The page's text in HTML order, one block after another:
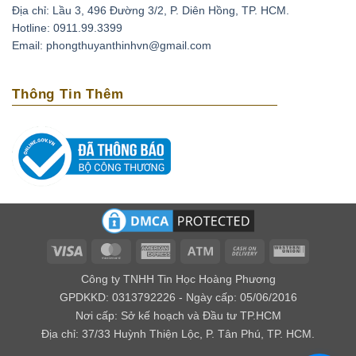
Thạch anh tím có thể xoa dịu những cơn đau đầu do
căng thẳng, stress bằng cách đặt chúng lên trán. Ngoài
ra loại đá này còn có tác dụng phục hồi tuần hoàn máu,
mạch máu não.
từ tiếng Hy lạp là amethytos, nó có nghĩa là không say.
Vì vậy người xưa thường dùng loại đá quý này để giải
độc rượu và các loại chất độc khác. Nếu bạn bỏ viên đá
này trong nguồn nước uống, điều kỳ diệu sẽ xảy ra đó
là chúng mang lại năng lượng tốt cho nguồn nước.
Về mặt tâm linh
Theo kinh Vê Đa của Ấn Độ, người ta cho rằng thạch
anh tím có khả năng giúp kiểm soát được cảm xúc, xoa
dịu âu lo, làm cho con người có ý nghĩa tốt lành.
Đối với các nhà trường sinh học thì lại cho rằng đây là
Địa chỉ: Lầu 3, 496 Đường 3/2, P. Diên Hồng, TP. HCM.
Hotline: 0911.99.3399
Email: phongthuyanthinhvn@gmail.com
Thông Tin Thêm
Visa MasterCardAmerican
Atm
Cash
Delivery
Western
Công ty TNHH Tin Học Hoàng Phương
GPDKKD: 0313792226 - Ngày cấp: 05/06/2016
Nơi cấp: Sở kế hoạch và Đầu tư TP.HCM
Địa chỉ: 37/33 Huỳnh Thiện Lộc, P. Tân Phú, TP. HCM.